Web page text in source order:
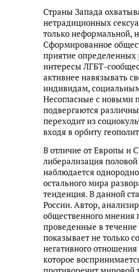
Страны Запада
нетрадиционных
только неформальной,
Сформированное
приятие
интересы ЛГБТ-
активнее навязывать
индивидам,
Несогласные с новыми
подвергаются
переходит из
входя в орбиту
В отличие от Европы и
либерализация
наблюдается
остального мира
тенденция. В данной
России. Автор,
общественного мнения
проведенные в
показывает не только
негативного
которое